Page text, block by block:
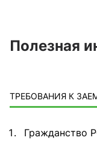
Полезная
ТРЕБОВАНИЯ К
Гражданство